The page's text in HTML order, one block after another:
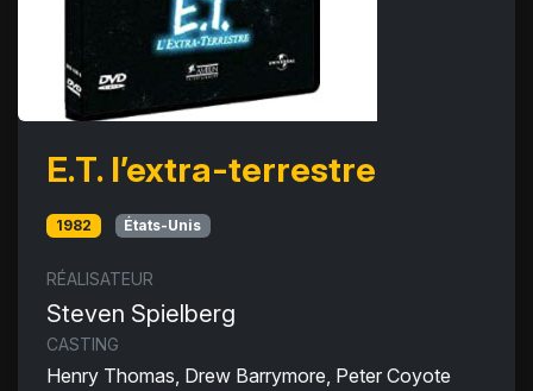
E.T. l’extra-terrestre
1982 États-Unis
RÉALISATEUR
Steven Spielberg
CASTING
Henry Thomas, Drew Barrymore, Peter Coyote